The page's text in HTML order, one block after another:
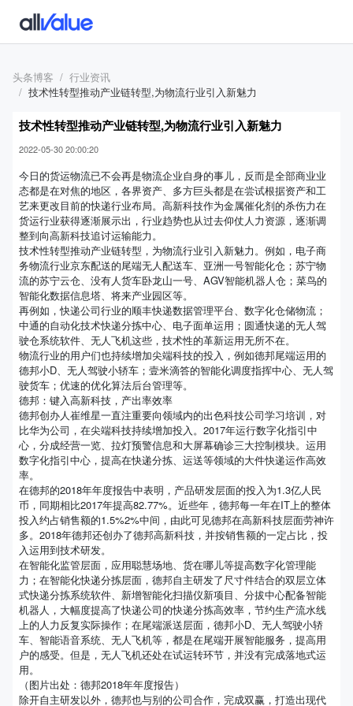
头条博客
行业资讯
技术性转型推动产业链转型,为物流行业引入新魅力
技术性转型推动产业链转型,为物流行业引入新魅力
2022-05-30 20:00:20
今日的货运物流已不会再是物流企业自身的事儿，反而是全部商业业
态都是在对焦的地区，各界资产、多方巨头都是在尝试根据资产和工
艺来更改目前的快递行业布局。高新科技作为金属催化剂的杀伤力在
货运行业获得逐渐展示出，行业趋势也从过去仰仗人力资源，逐渐调
整到向高新科技追讨运输能力。
技术性转型推动产业链转型，为物流行业引入新魅力。例如，电子商
务物流行业京东配送的尾端无人配送车、亚洲一号智能化仓；苏宁物
流的苏宁云仓、没有人货车卧龙山一号、AGV智能机器人仓；菜鸟的
智能化数据信息塔、将来产业园区等。
再例如，快递公司行业的顺丰快递数据管理平台、数字化仓储物流；
中通的自动化技术快递分拣中心、电子面单运用；圆通快递的无人驾
驶仓系统软件、无人飞机这些，技术性的革新运用无所不在。
物流行业的用户们也持续增加尖端科技的投入，例如德邦尾端运用的
德邦小D、无人驾驶小轿车；壹米滴答的智能化调度指挥中心、无人驾
驶货车；优速的优化算法后台管理等。
德邦：键入高新科技，产出率效率
德邦创办人崔维星一直注重要向领域内的出色科技公司学习培训，对
比华为公司，在尖端科技持续增加投入。2017年运行数字化指引中
心，分成经营一览、拉灯预警信息和大屏幕确诊三大控制模块。运用
数字化指引中心，提高在快递分拣、运送等领域的大件快递运作高效
率。
在德邦的2018年年度报告中表明，产品研发层面的投入为1.3亿人民
币，同期相比2017年提高82.77%。近些年，德邦每一年在IT上的整体
投入约占销售额的1.5%2%中间，由此可见德邦在高新科技层面劳神许
多。2018年德邦还创办了德邦高新科技，并按销售额的一定占比，投
入运用到技术研发。
在智能化监管层面，应用聪慧场地、货在哪儿等提高数字化管理能
力；在智能化快递分拣层面，德邦自主研发了尺寸件结合的双层立体
式快递分拣系统软件、新增智能化扫描仪新项目、分拔中心配备智能
机器人，大幅度提高了快递公司的快递分拣高效率，节约生产流水线
上的人力反复实际操作；在尾端派送层面，德邦小D、无人驾驶小轿
车、智能语音系统、无人飞机等，都是在尾端开展智能服务，提高用
户的感受。但是，无人飞机还处在试运转环节，并没有完成落地式运
用。
（图片出处：德邦2018年年度报告）
除开自主研发以外，德邦也与别的公司合作，完成双赢，打造出现代